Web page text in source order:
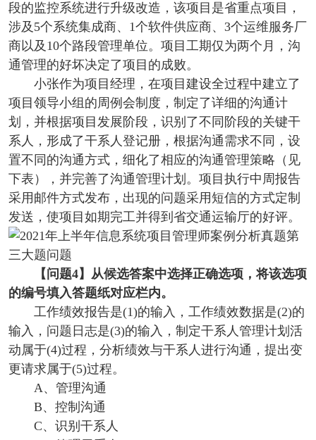
段的监控系统进行升级改造，该项目是省重点项目，
涉及5个系统集成商、1个软件供应商、3个运维服务厂
商以及10个路段管理单位。项目工期仅为两个月，沟
通管理的好坏决定了项目的成败。
小张作为项目经理，在项目建设全过程中建立了
项目领导小组的周例会制度，制定了详细的沟通计
划，并根据项目发展阶段，识别了不同阶段的关键干
系人，形成了干系人登记册，根据沟通需求不同，设
置不同的沟通方式，细化了相应的沟通管理策略（见
下表），并完善了沟通管理计划。项目执行中周报告
采用邮件方式发布，出现的问题采用短信的方式定制
发送，使项目如期完工并得到省交通运输厅的好评。
【问题4】 从候选答案中选择正确选项，将该选项
的编号填入答题纸对应栏内。
工作绩效报告是(1)的输入，工作绩效数据是(2)的
输入，问题日志是(3)的输入，制定干系人管理计划活
动属于(4)过程，分析绩效与干系人进行沟通，提出变
更请求属于(5)过程。
A、管理沟通
B、控制沟通
C、识别干系人